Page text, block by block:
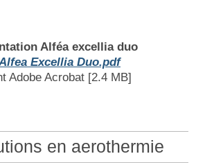
Alféa excellia duo
Excellia Duo.pdf
Adobe Acrobat [2.4 MB]
en aerothermie